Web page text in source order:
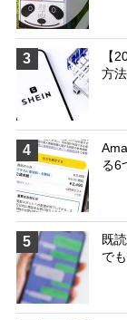
3
【
方
4
る6
5
既
で